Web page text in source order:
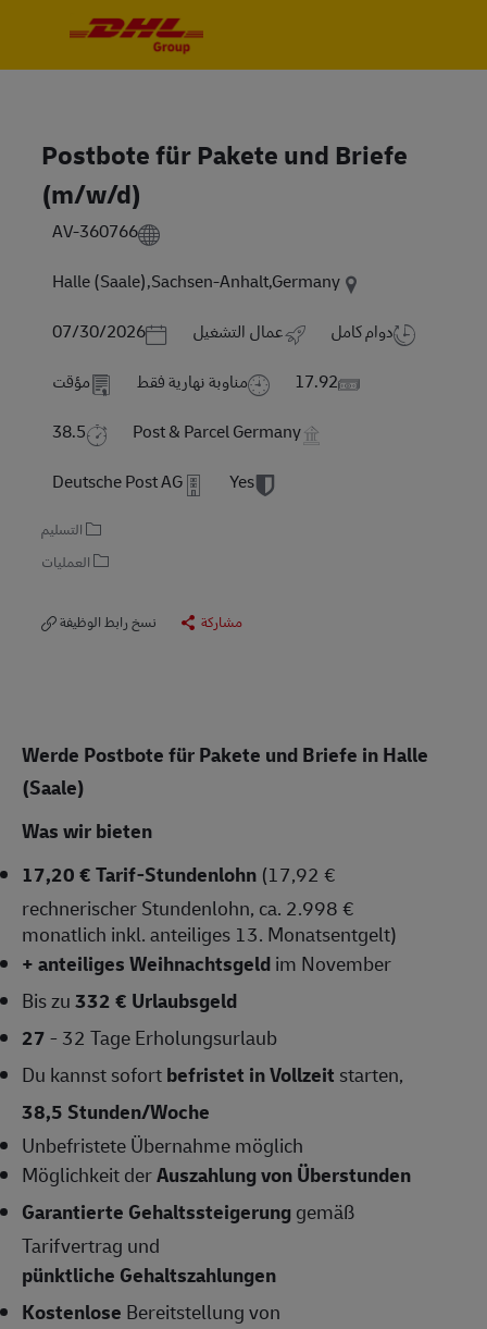
Postbote für Pakete und Briefe
(m/w/d)
AV-360766
Halle (Saale),Sachsen-Anhalt,Germany
Posted Date
07/30/2026 عمال التشغيل دوام كامل
مؤقت مناوبة نهارية فقط 17.92
38.5 Post & Parcel Germany
Deutsche Post AG Yes
التسليم
العمليات
نسخ رابط الوظيفة مشاركة
Werde Postbote für Pakete und Briefe in Halle
(Saale)
Was wir bieten
17,20 € Tarif-Stundenlohn (17,92 €
rechnerischer Stundenlohn, ca. 2.998 €
monatlich inkl. anteiliges 13. Monatsentgelt)
+ anteiliges Weihnachtsgeldim November
Bis zu332 € Urlaubsgeld
27- 32 Tage Erholungsurlaub
Du kannst sofortbefristet in Vollzeit starten,
38,5 Stunden/Woche
Unbefristete Übernahmemöglich
Möglichkeit derAuszahlung von Überstunden
Garantierte Gehaltssteigerunggemäß
Tarifvertrag und
pünktliche Gehaltszahlungen
Kostenlose Bereitstellung von